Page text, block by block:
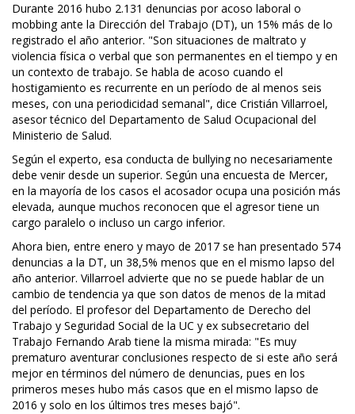
Durante 2016 hubo 2.131 denuncias por acoso laboral o
mobbing ante la Dirección del Trabajo (DT), un 15% más de lo
registrado el año anterior. "Son situaciones de maltrato y
violencia física o verbal que son permanentes en el tiempo y en
un contexto de trabajo. Se habla de acoso cuando el
hostigamiento es recurrente en un período de al menos seis
meses, con una periodicidad semanal", dice Cristián Villarroel,
asesor técnico del Departamento de Salud Ocupacional del
Ministerio de Salud.
Según el experto, esa conducta de bullying no necesariamente
debe venir desde un superior. Según una encuesta de Mercer,
en la mayoría de los casos el acosador ocupa una posición más
elevada, aunque muchos reconocen que el agresor tiene un
cargo paralelo o incluso un cargo inferior.
Ahora bien, entre enero y mayo de 2017 se han presentado 574
denuncias a la DT, un 38,5% menos que en el mismo lapso del
año anterior. Villarroel advierte que no se puede hablar de un
cambio de tendencia ya que son datos de menos de la mitad
del período. El profesor del Departamento de Derecho del
Trabajo y Seguridad Social de la UC y ex subsecretario del
Trabajo Fernando Arab tiene la misma mirada: "Es muy
prematuro aventurar conclusiones respecto de si este año será
mejor en términos del número de denuncias, pues en los
primeros meses hubo más casos que en el mismo lapso de
2016 y solo en los últimos tres meses bajó".